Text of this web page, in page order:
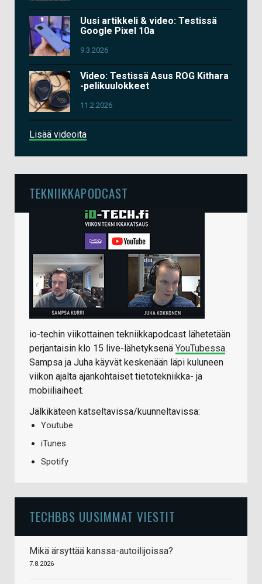
Uusi artikkeli & video: Testissä
Google Pixel 10a
9.3.2026
Video: Testissä Asus ROG Kithara
-pelikuulokkeet
11.2.2026
Lisää videoita
TEKNIIKKAPODCAST
io-techin viikottainen tekniikkapodcast lähetetään
perjantaisin klo 15 live-lähetyksenä YouTubessa.
Sampsa ja Juha käyvät keskenään läpi kuluneen
viikon ajalta ajankohtaiset tietotekniikka- ja
mobiiliaiheet.
Jälkikäteen katseltavissa/kuunneltavissa:
Youtube
iTunes
Spotify
TECHBBS UUSIMMAT VIESTIT
Mikä ärsyttää kanssa-autoilijoissa?
7.8.2026